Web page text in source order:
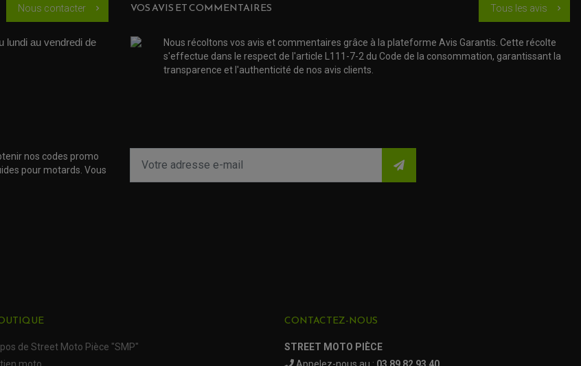
Nous contacter chevron_right
lundi au vendredi de
VOS AVIS ET COMMENTAIRES Tous les avis chevron_right
Nous récoltons vos avis et commentaires grâce à la plateforme Avis Garantis. Cette récolte
s'effectue dans le respect de l'article L111-7-2 du Code de la consommation, garantissant la
transparence et l'authenticité de nos avis clients.
nos codes promo
pour motards. Vous
de Street Moto Pièce "SMP"
CONTACTEZ-NOUS
STREET MOTO PIÈCE